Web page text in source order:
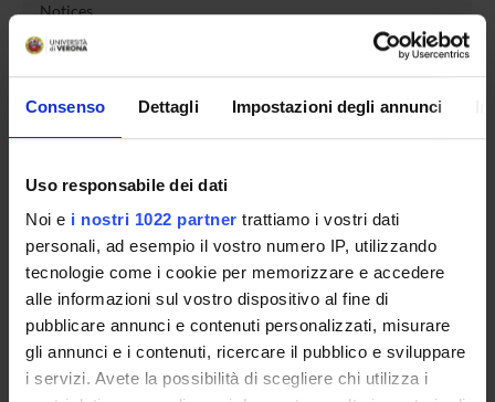
Consenso Dettagli Impostazioni degli annunci
Uso responsabile dei dati
Noi e i nostri 1022 partner trattiamo i vostri dati
personali, ad esempio il vostro numero IP, utilizzando
tecnologie come i cookie per memorizzare e accedere
alle informazioni sul vostro dispositivo al fine di
pubblicare annunci e contenuti personalizzati, misurare
gli annunci e i contenuti, ricercare il pubblico e sviluppare
i servizi. Avete la possibilità di scegliere chi utilizza i
Notices
Governing bodies
Rete formativa
International Students
OFFERTA FORMATIVA
SEMESTRE FILTRO
CORSI DI LAUREA
CORSI DI LAUREA MAGISTRALE